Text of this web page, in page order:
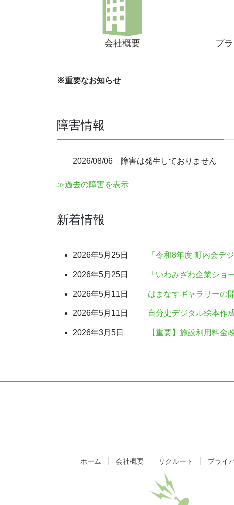
会社概要 プ
※重要なお知らせ
障害情報
2026/08/06 障害は発生しておりません
≫過去の障害を表示
新着情報
2026年5月25日 「令和8年度 町内会デ
2026年5月25日 「いわみざわ企業ショ
2026年5月11日 はまなすギャラリーの
2026年5月11日 自分史デジタル絵本作
2026年3月5日 【重要】施設利用料金
ホーム 会社概要 リクルート プライ